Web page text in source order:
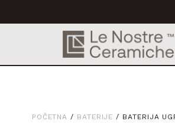
POČETNA / BATERIJE / BATERIJA